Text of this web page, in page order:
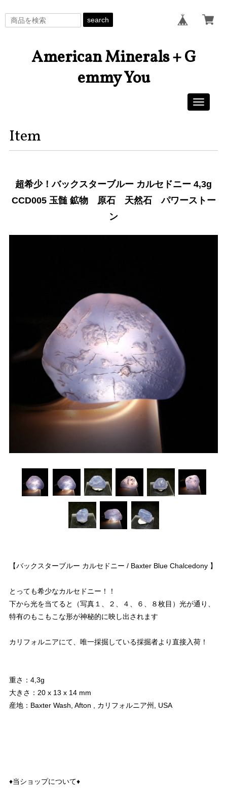
search
American Minerals + G
emmy You
Toggle
Item
超希少！バックスターブルー カルセドニー 4,3g
CCD005 玉髄 鉱物 原石 天然石 パワーストー
ン
【バックスターブルー カルセドニー / Baxter Blue Chalcedony 】
とっても希少なカルセドニー！！
下から光を当てると（写真１、２、４、６、８枚目）光が通り、
特有のもこもこな形が神秘的に映し出されます
カリフォルニアにて、唯一採掘している採掘者より直接入荷！
重さ：4,3g
大きさ：20 x 13 x 14 mm
産地：Baxter Wash, Afton , カリフォルニア州, USA
♦︎当ショップについて♦︎